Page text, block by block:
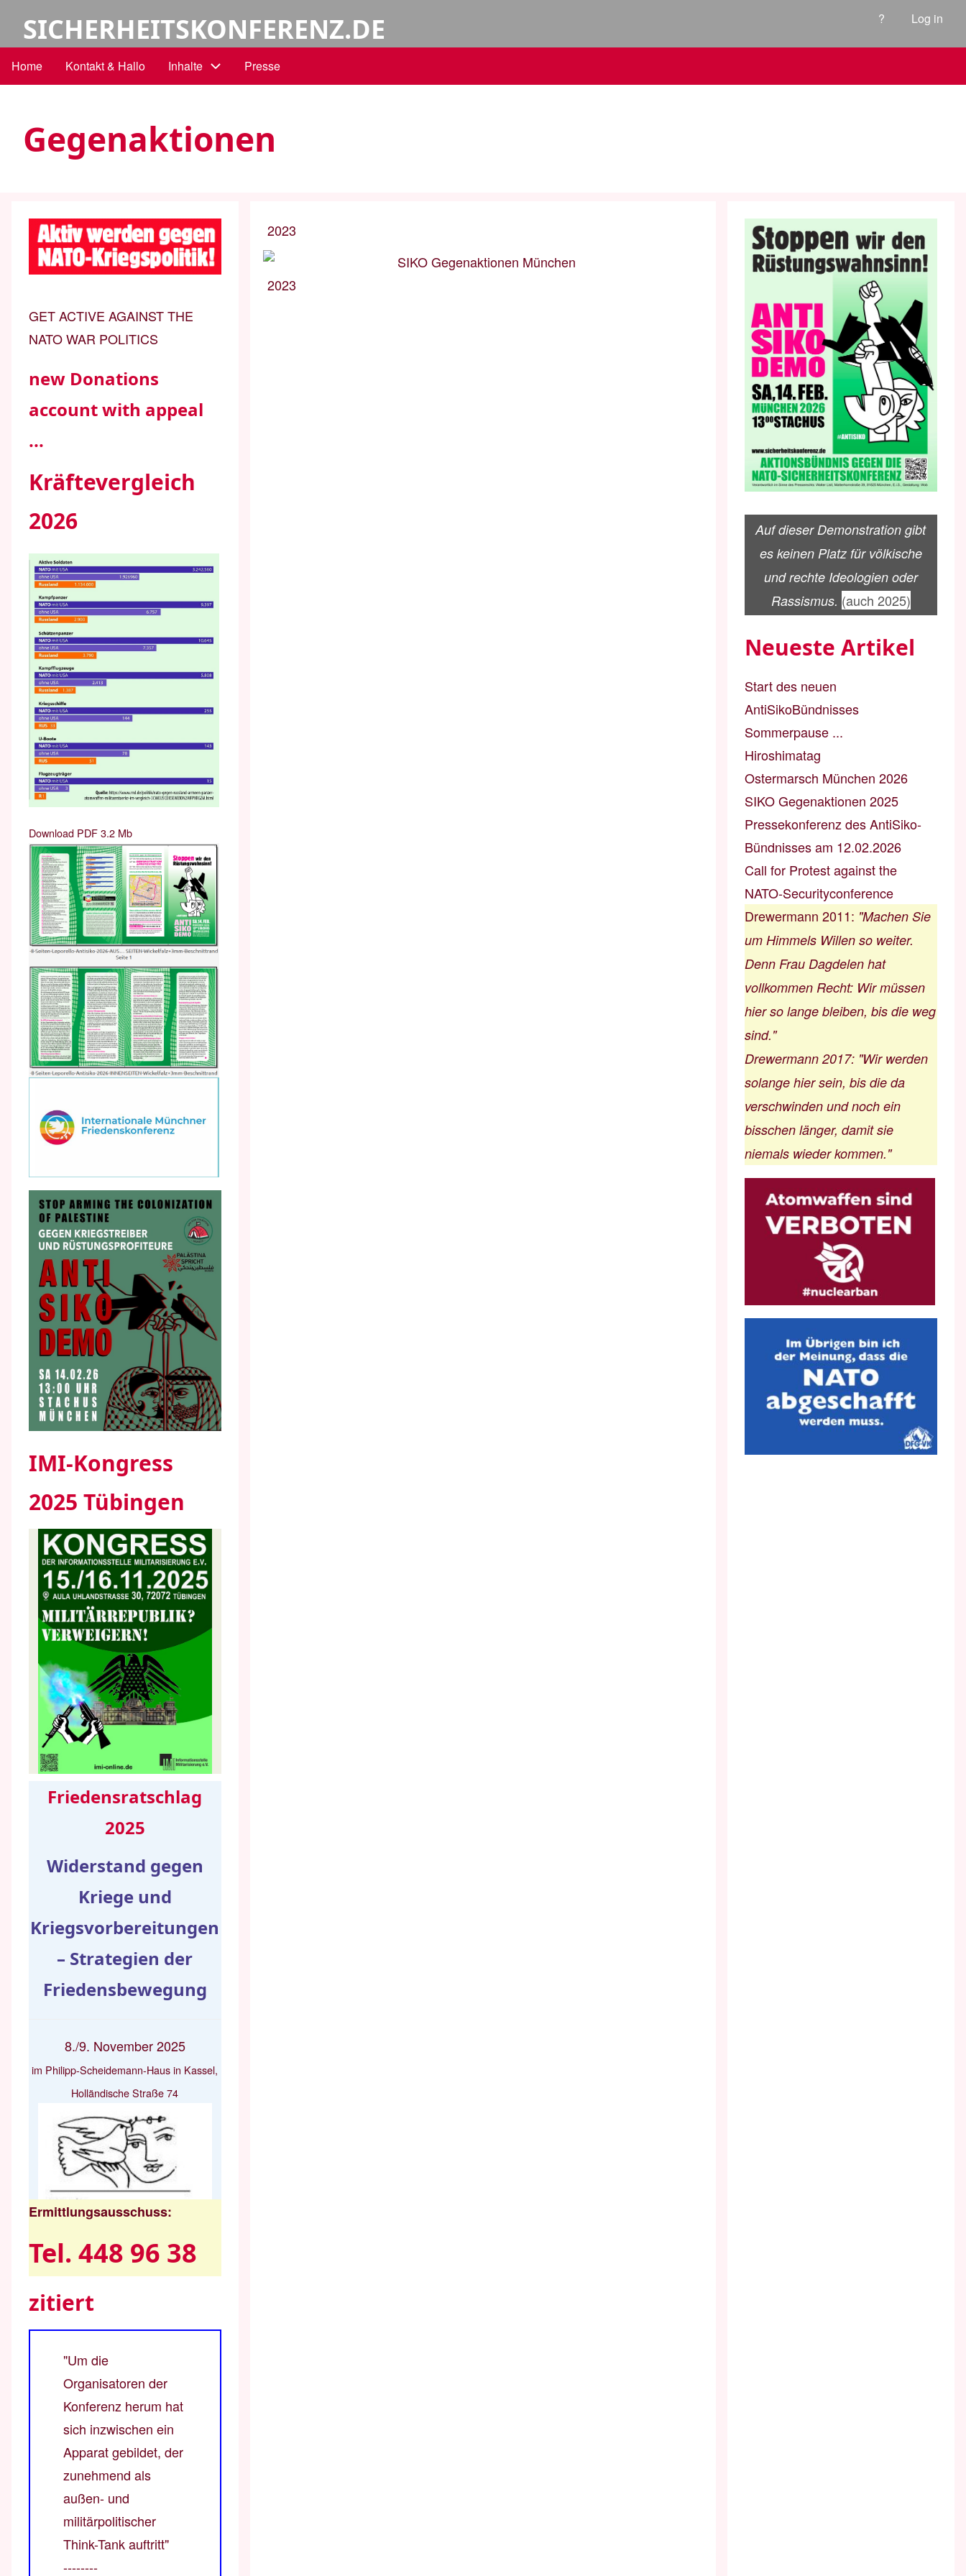
main
content
User
account
? Log in
SICHERHEITSKONFERENZ.DE
Main
Home Kontakt & Hallo Inhalte Presse
Gegenaktionen
GET ACTIVE AGAINST THE
NATO WAR POLITICS
new Donations
account with appeal
...
Kräftevergleich
2026
Download PDF 3.2 Mb
IMI-Kongress
2025 Tübingen
Friedensratschlag
2025
Widerstand gegen
Kriege und
Kriegsvorbereitungen
– Strategien der
Friedensbewegung
8./9. November 2025
im Philipp-Scheidemann-Haus in Kassel,
Holländische Straße 74
Ermittlungsausschuss:
Tel. 448 96 38
zitiert
"Um die
Organisatoren der
Konferenz herum hat
sich inzwischen ein
Apparat gebildet, der
zunehmend als
außen- und
militärpolitischer
Think-Tank auftritt"
--------
2023
2023
Auf dieser Demonstration gibt
es keinen Platz für völkische
und rechte Ideologien oder
Rassismus. (auch 2025)
Neueste Artikel
Start des neuen
AntiSikoBündnisses
Sommerpause ...
Hiroshimatag
Ostermarsch München 2026
SIKO Gegenaktionen 2025
Pressekonferenz des AntiSiko-
Bündnisses am 12.02.2026
Call for Protest against the
NATO-Securityconference
Drewermann 2011: "Machen Sie
um Himmels Willen so weiter.
Denn Frau Dagdelen hat
vollkommen Recht: Wir müssen
hier so lange bleiben, bis die weg
sind."
Drewermann 2017: "Wir werden
solange hier sein, bis die da
verschwinden und noch ein
bisschen länger, damit sie
niemals wieder kommen."